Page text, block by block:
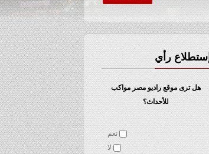
إستطلاع رأي
هل ترى موقع راديو مصر مواكب
للأحداث؟
نعم
لا